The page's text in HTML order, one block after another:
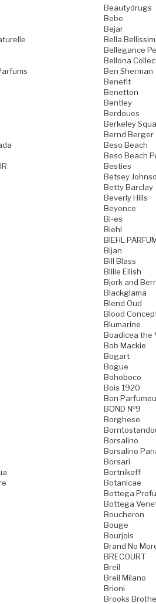
Beautydrugs
Bebe
Bejar
Bella
Bellegance
Bellona
Ben Sherman
Benefit
Benetton
Bentley
Berdoues
Berkeley
Bernd Berger
Beso Beach
Beso Beach
Besties
Betsey
Betty Barclay
Beverly Hills
Beyonce
Bi-es
Biehl
BIEHL
Bijan
Bill Blass
Billie Eilish
Bjork and
Blackglama
Blend Oud
Blood
Blumarine
Boadicea the
Bob Mackie
Bogart
Bogue
Bohoboco
Bois 1920
Bon
BOND №9
Borghese
Borsalino
Borsalino
Borsari
Bortnikoff
Botanicae
Bottega
Bottega
Boucheron
Bouge
Bourjois
Brand No
BRECOURT
Breil
Breil Milano
Brioni
Brooks